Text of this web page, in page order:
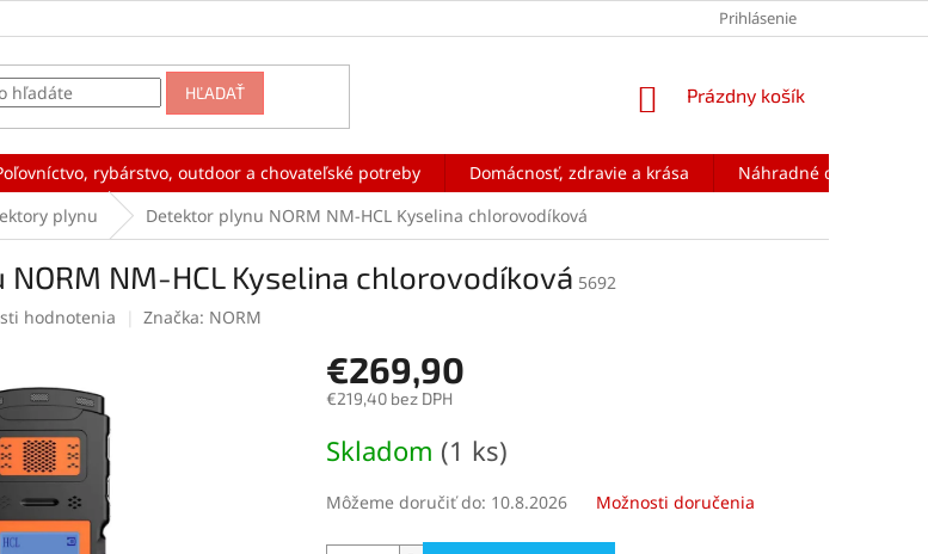
Prihlásenie
HĽADAŤ
NÁKUPNÝ
Prázdny košík
rybárstvo, outdoor a chovateľské potreby Domácnosť, zdravie a krása
Náhradné diely na
plynu Detektor plynu NORM NM-HCL Kyselina chlorovodíková
NM-HCL Kyselina chlorovodíková 5692
hodnotenia Značka: NORM
€269,90
€219,40 bez DPH
cena:
Skladom (1 ks)
Môžeme doručiť do: 10.8.2026 Možnosti doručenia